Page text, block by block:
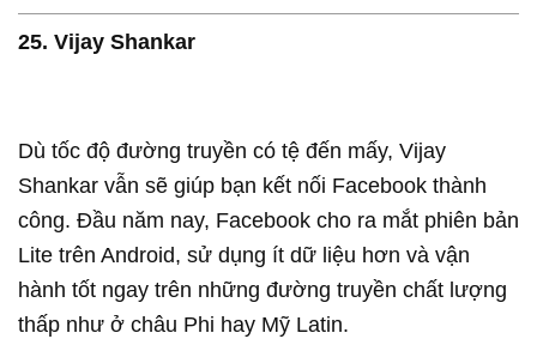
25. Vijay Shankar
Dù tốc độ đường truyền có tệ đến mấy, Vijay
Shankar vẫn sẽ giúp bạn kết nối Facebook thành
công. Đầu năm nay, Facebook cho ra mắt phiên bản
Lite trên Android, sử dụng ít dữ liệu hơn và vận
hành tốt ngay trên những đường truyền chất lượng
thấp như ở châu Phi hay Mỹ Latin.